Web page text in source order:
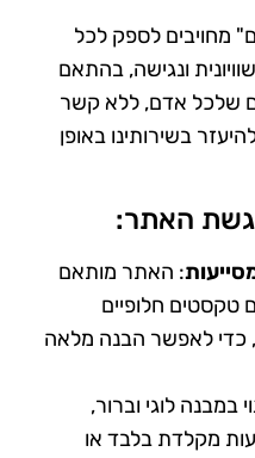
מחויבים לספק לכל
ונגישה, בהתאם
שלכל אדם, ללא קשר
בשירותינו באופן
האתר:
: האתר מותאם
טקסטים חלופיים
כדי לאפשר הבנה מלאה
במבנה לוגי וברור,
מקלדת בלבד או